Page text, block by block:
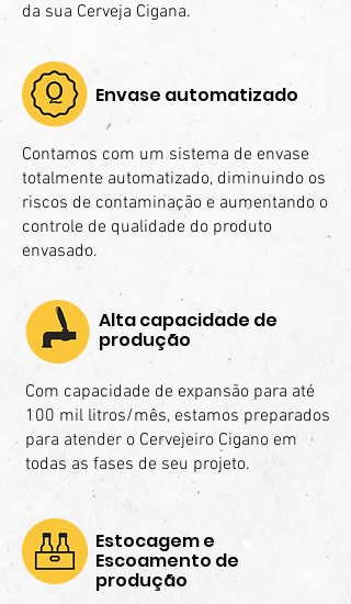
da sua Cerveja Cigana.
Envase automatizado
Contamos com um sistema de envase
totalmente automatizado, diminuindo os
riscos de contaminação e aumentando o
controle de qualidade do produto
envasado.
Alta capacidade de
produção
Com capacidade de expansão para até
100 mil litros/mês, estamos preparados
para atender o Cervejeiro Cigano em
todas as fases de seu projeto.
Estocagem e
Escoamento de
produção